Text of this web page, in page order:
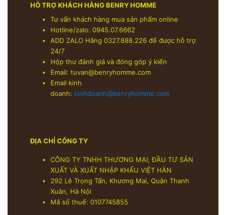
HỖ TRỢ KHÁCH HÀNG BENRY HOMME
Tư vấn khách hàng mua sản phẩm online
Hotline/zalo: 0945.07.6662
ADD ZALO Hãng 0327.888.226 để được hỗ trợ
24/7
Hộp thư đánh giá và đóng góp ý kiến
Email: tuvan@benryhomme.com
Email kinh
doanh: kinhdoanh@benryhomme.com
ĐỊA CHỈ CÔNG TY
CÔNG TY TNHH THƯƠNG MẠI, ĐẦU TƯ SẢN
XUẤT VÀ XUẤT NHẬP KHẨU VIỆT HÀN
292 Lê Trọng Tấn, Khương Mai, Quận Thanh
Xuân, Hà Nội
Mã số thuế: 0107745855